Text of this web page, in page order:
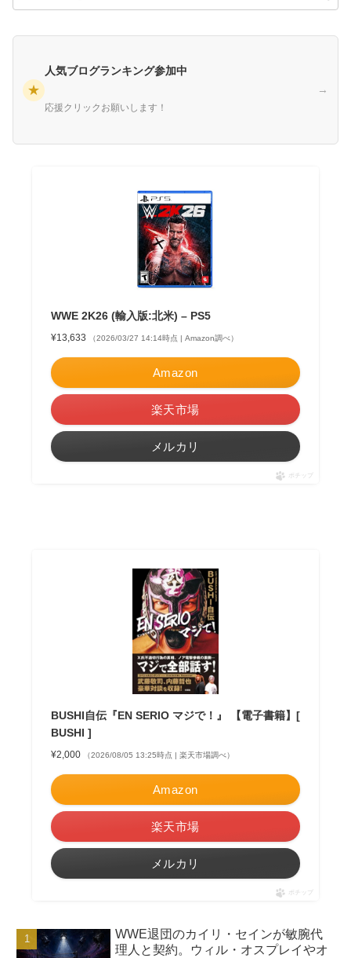
★
人気ブログランキング参加中
応援クリックお願いします！
→
WWE 2K26 (輸入版:北米) – PS5
¥13,633 （2026/03/27 14:14時点 | Amazon調べ）
Amazon
楽天市場
メルカリ
ポチップ
BUSHI自伝『EN SERIO マジで！』 【電子書籍】[
BUSHI ]
¥2,000 （2026/08/05 13:25時点 | 楽天市場調べ）
Amazon
楽天市場
メルカリ
ポチップ
WWE退団のカイリ・セインが敏腕代
理人と契約。ウィル・オスプレイやオ